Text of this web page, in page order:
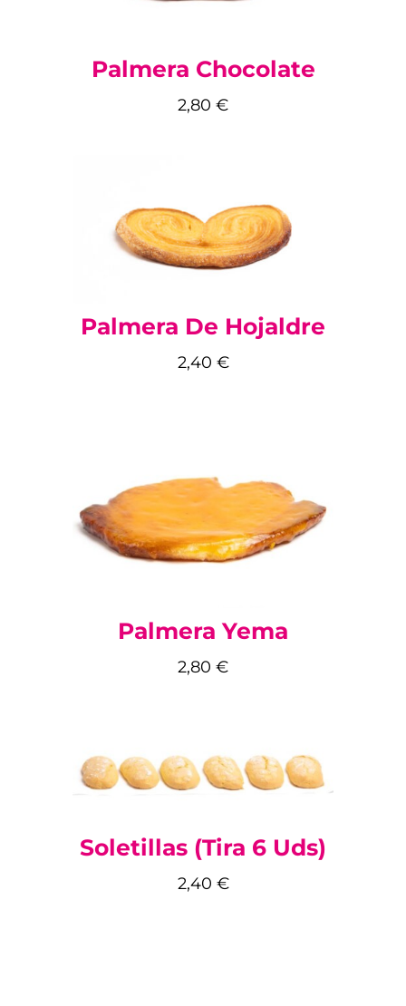
Palmera Chocolate
2,80 €
Palmera De Hojaldre
2,40 €
Palmera Yema
2,80 €
Soletillas (tira 6 Uds)
2,40 €